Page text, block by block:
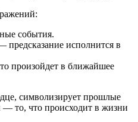
события.
исполнится в
произойдет в ближайшее
символизирует прошлые
— то, что происходит в жизни